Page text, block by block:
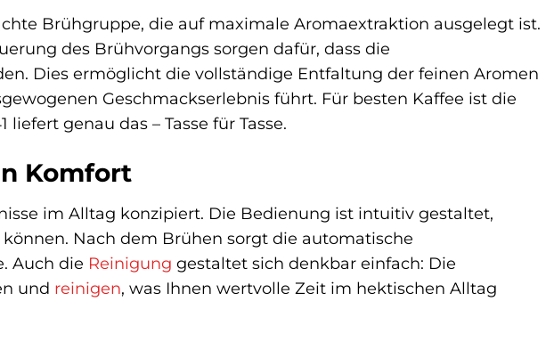
Brühgruppe, die auf maximale Aromaextraktion ausgelegt ist.
des Brühvorgangs sorgen dafür, dass die
Dies ermöglicht die vollständige Entfaltung der feinen Aromen
Geschmackserlebnis führt. Für besten Kaffee ist die
genau das – Tasse für Tasse.
Komfort
im Alltag konzipiert. Die Bedienung ist intuitiv gestaltet,
Nach dem Brühen sorgt die automatische
Auch die Reinigung gestaltet sich denkbar einfach: Die
und reinigen, was Ihnen wertvolle Zeit im hektischen Alltag